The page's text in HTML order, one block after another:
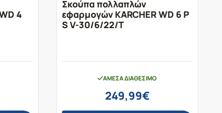
4
Σκούπα πολλαπλών
εφαρμογών KARCHER WD 6 P
S V-30/6/22/T
ΆΜΕΣΑ ΔΙΑΘΈΣΙΜΟ
249,99€